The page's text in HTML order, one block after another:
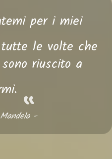
per i miei
le volte che
riuscito a
“
-